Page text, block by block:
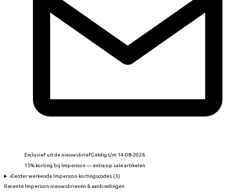
Exclusief uit de nieuwsbriefGeldig t/m 14-08-2026
15% korting bij Impericon — extra op sale artikelen
›Eerder werkende Impericon kortingscodes (3)
Recente Impericon nieuwsbrieven & aanbiedingen